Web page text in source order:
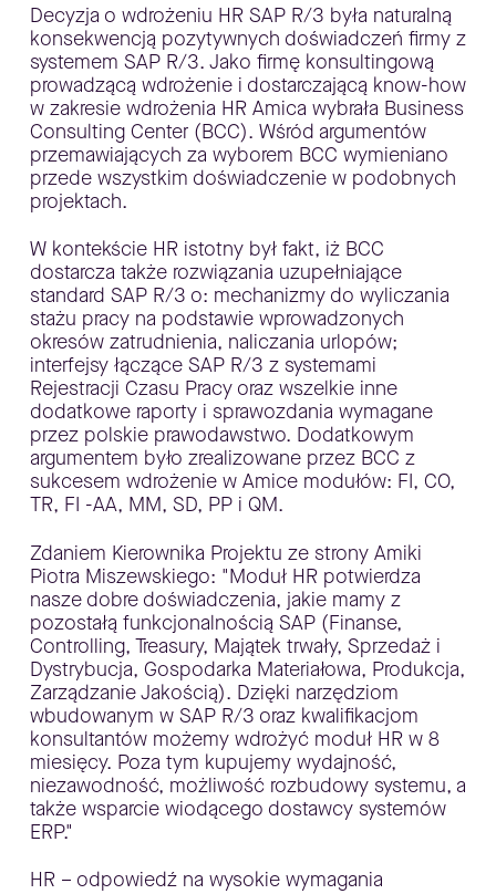
Decyzja o wdrożeniu HR SAP R/3 była naturalną
konsekwencją pozytywnych doświadczeń firmy z
systemem SAP R/3. Jako firmę konsultingową
prowadzącą wdrożenie i dostarczającą know-how
w zakresie wdrożenia HR Amica wybrała Business
Consulting Center (BCC). Wśród argumentów
przemawiających za wyborem BCC wymieniano
przede wszystkim doświadczenie w podobnych
projektach.
W kontekście HR istotny był fakt, iż BCC
dostarcza także rozwiązania uzupełniające
standard SAP R/3 o: mechanizmy do wyliczania
stażu pracy na podstawie wprowadzonych
okresów zatrudnienia, naliczania urlopów;
interfejsy łączące SAP R/3 z systemami
Rejestracji Czasu Pracy oraz wszelkie inne
dodatkowe raporty i sprawozdania wymagane
przez polskie prawodawstwo. Dodatkowym
argumentem było zrealizowane przez BCC z
sukcesem wdrożenie w Amice modułów: FI, CO,
TR, FI -AA, MM, SD, PP i QM.
Zdaniem Kierownika Projektu ze strony Amiki
Piotra Miszewskiego: "Moduł HR potwierdza
nasze dobre doświadczenia, jakie mamy z
pozostałą funkcjonalnością SAP (Finanse,
Controlling, Treasury, Majątek trwały, Sprzedaż i
Dystrybucja, Gospodarka Materiałowa, Produkcja,
Zarządzanie Jakością). Dzięki narzędziom
wbudowanym w SAP R/3 oraz kwalifikacjom
konsultantów możemy wdrożyć moduł HR w 8
miesięcy. Poza tym kupujemy wydajność,
niezawodność, możliwość rozbudowy systemu, a
także wsparcie wiodącego dostawcy systemów
ERP."
HR – odpowiedź na wysokie wymagania